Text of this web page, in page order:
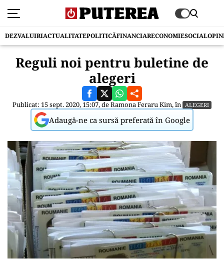
DEZVALUIRIACTUALITATEPOLITICĂFINANCIARECONOMIESOCIAL
Reguli noi pentru buletine de
alegeri
Publicat: 15 sept. 2020, 15:07, deRamona Feraru Kim, în ALEGERI
Adaugă-ne ca sursă preferată în Google